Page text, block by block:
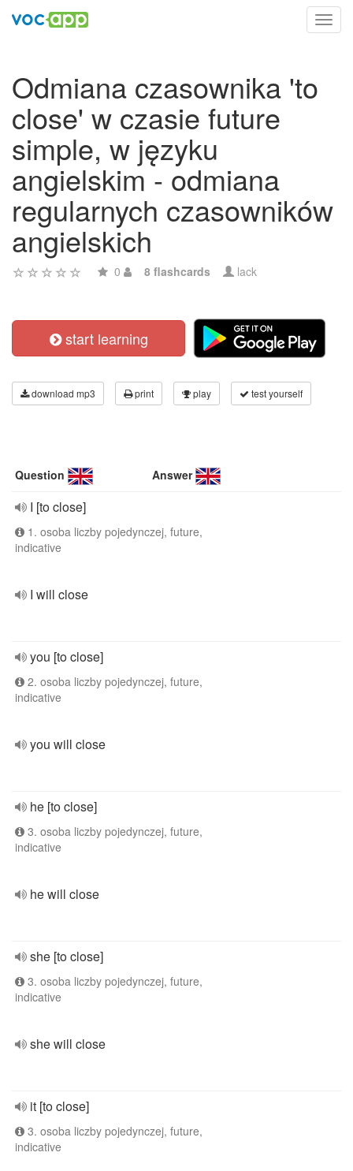
Odmiana czasownika 'to
close' w czasie future
simple, w języku
angielskim - odmiana
regularnych czasowników
angielskich
0 8 flashcards lack
start learning
download mp3 print play test yourself
Question Answer
I [to close]
1. osoba liczby pojedynczej, future,
indicative
I will close
you [to close]
2. osoba liczby pojedynczej, future,
indicative
you will close
he [to close]
3. osoba liczby pojedynczej, future,
indicative
he will close
she [to close]
3. osoba liczby pojedynczej, future,
indicative
she will close
it [to close]
3. osoba liczby pojedynczej, future,
indicative